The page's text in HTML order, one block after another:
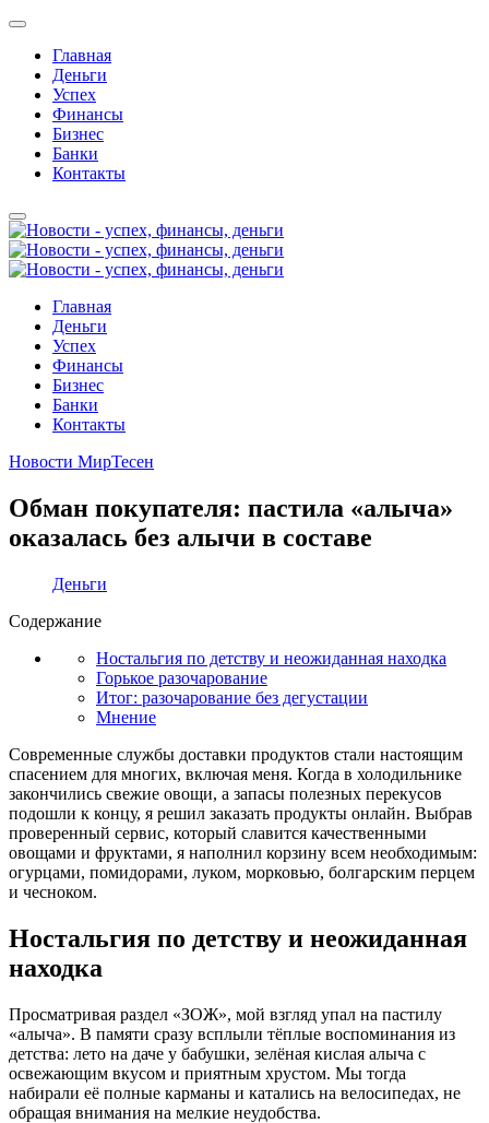
Главная
Деньги
Успех
Финансы
Бизнес
Банки
Контакты
Главная
Деньги
Успех
Финансы
Бизнес
Банки
Контакты
Новости МирТесен
Обман покупателя: пастила «алыча»
оказалась без алычи в составе
Деньги
Содержание
Ностальгия по детству и неожиданная находка
Горькое разочарование
Итог: разочарование без дегустации
Мнение
Современные службы доставки продуктов стали настоящим
спасением для многих, включая меня. Когда в холодильнике
закончились свежие овощи, а запасы полезных перекусов
подошли к концу, я решил заказать продукты онлайн. Выбрав
проверенный сервис, который славится качественными
овощами и фруктами, я наполнил корзину всем необходимым:
огурцами, помидорами, луком, морковью, болгарским перцем
и чесноком.
Ностальгия по детству и неожиданная
находка
Просматривая раздел «ЗОЖ», мой взгляд упал на пастилу
«алыча». В памяти сразу всплыли тёплые воспоминания из
детства: лето на даче у бабушки, зелёная кислая алыча с
освежающим вкусом и приятным хрустом. Мы тогда
набирали её полные карманы и катались на велосипедах, не
обращая внимания на мелкие неудобства.